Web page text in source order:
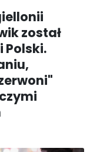
został
Polski.